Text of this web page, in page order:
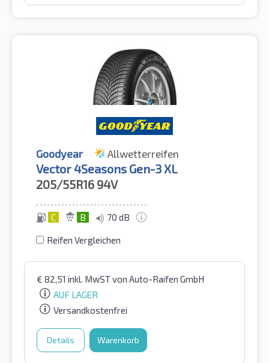
Goodyear Allwetterreifen
Vector 4Seasons Gen-3 XL
205/55R16 94V
C B 70 dB
Reifen Vergleichen
€ 82,51 inkl. MwSTvon Auto-Raifen GmbH
AUF LAGER
Versandkostenfrei
Details Warenkorb